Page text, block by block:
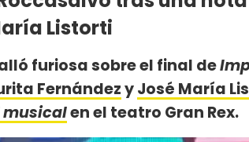
Listorti
furiosa sobre el final de
FernándezyJosé María
musicalen el teatro Gran Rex.